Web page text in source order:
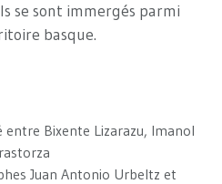
se sont immergés parmi
basque.
Bixente Lizarazu, Imanol
Juan Antonio Urbeltz et